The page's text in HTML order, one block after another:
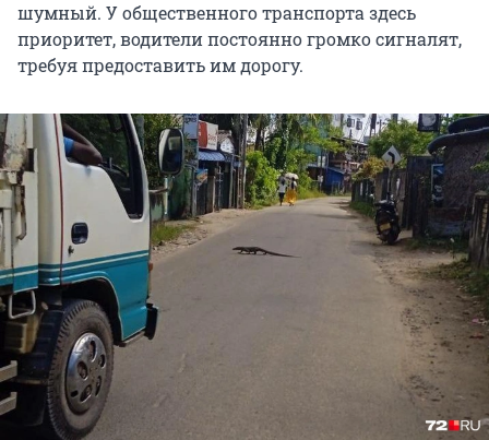
шумный. У общественного транспорта здесь
приоритет, водители постоянно громко сигналят,
требуя предоставить им дорогу.